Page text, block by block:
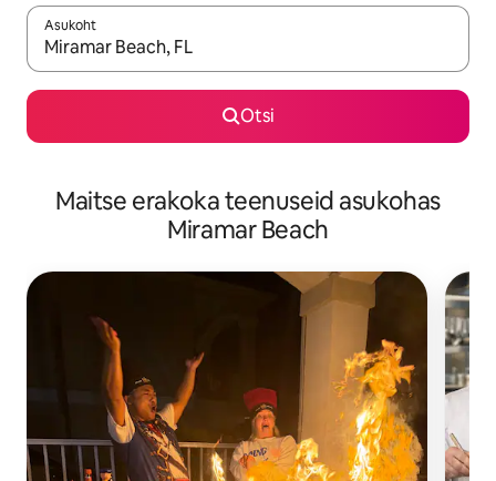
Asukoht
Kui tulemused on kuvatud, liigu ekraanil nooleklahvidega või
Otsi
Maitse erakoka teenuseid asukohas
Miramar Beach